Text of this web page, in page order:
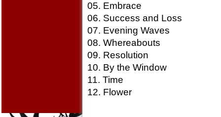
05. Embrace
06. Success and Loss
07. Evening Waves
08. Whereabouts
09. Resolution
10. By the Window
11. Time
12. Flower